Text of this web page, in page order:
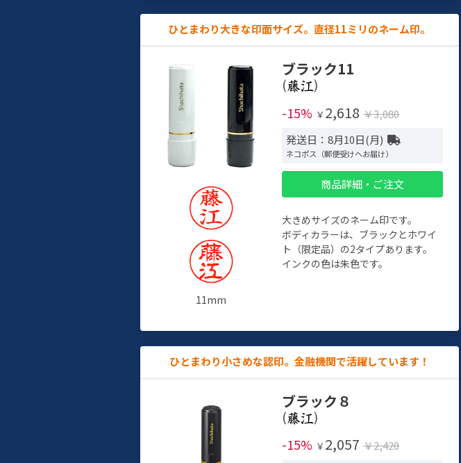
ひとまわり大きな印面サイズ。直径11ミリのネーム印。
11mm
ブラック11
(
)
-15% ￥ 2,618 ￥3,080
発送日：8月10日(月)
ネコポス（郵便受けへお届け）
商品詳細・ご注文
大きめサイズのネーム印です。
ボディカラーは、ブラックとホワイ
ト（限定品）の2タイプあります。
インクの色は朱色です。
ひとまわり小さめな認印。金融機関で活躍しています！
ブラック８
(
)
-15% ￥ 2,057 ￥2,420